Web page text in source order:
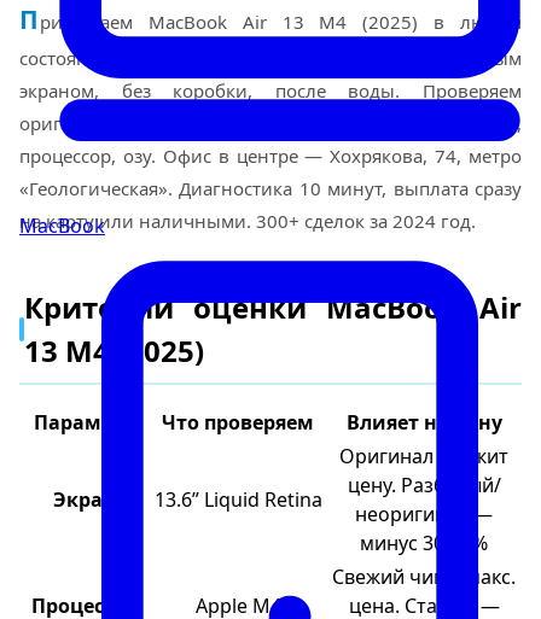
MacBook
П ринимаем MacBook Air 13 M4 (2025) в любом
состоянии: новые, б/у, с убитой батареей, разбитым
экраном, без коробки, после воды. Проверяем
оригинальность по серийнику, тестируем экран,
процессор, озу. Офис в центре — Хохрякова, 74, метро
«Геологическая». Диагностика 10 минут, выплата сразу
на карту или наличными. 300+ сделок за 2024 год.
Критерии оценки MacBook Air
13 M4 (2025)
Параметр Что проверяем Влияет на цену
Экран 13.6” Liquid Retina
Оригинал держит
цену. Разбитый/
неоригинал —
минус 30-40%
Процессор Apple M4
Свежий чип = макс.
цена. Старый —